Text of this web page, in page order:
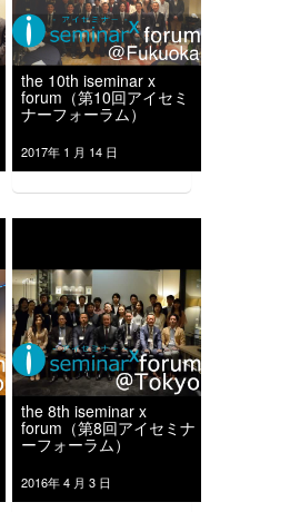
the 10th iseminar x
forum（第10回アイセミ
ナーフォーラム）
2017年 1 月 14 日
the 8th iseminar x
forum（第8回アイセミナ
ーフォーラム）
2016年 4 月 3 日